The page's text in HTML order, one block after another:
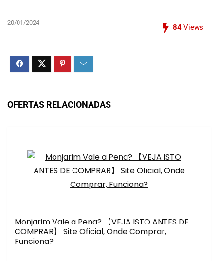
20/01/2024
84 Views
OFERTAS RELACIONADAS
Monjarim Vale a Pena? 【VEJA ISTO ANTES DE
COMPRAR】 Site Oficial, Onde Comprar,
Funciona?